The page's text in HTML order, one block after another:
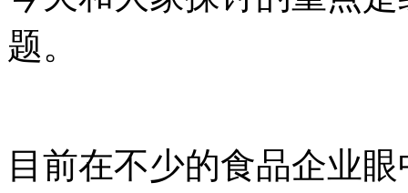
题。
目前在不少的食品企业